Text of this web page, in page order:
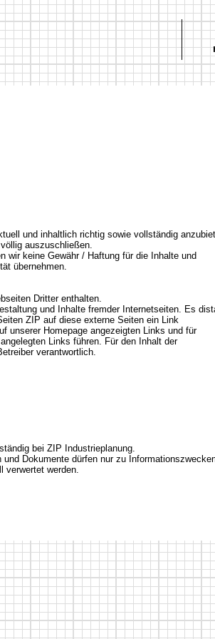
und inhaltlich richtig sowie vollständig
auszuschließen.
wir keine Gewähr / Haftung für die Inhalte und
übernehmen.
Dritter enthalten.
und Inhalte fremder Internetseiten. Es
ZIP auf diese externe Seiten ein Link
unserer Homepage angezeigten Links und für
Links führen. Für den Inhalt der
verantwortlich.
bei ZIP Industrieplanung.
Dokumente dürfen nur zu
verwertet werden.